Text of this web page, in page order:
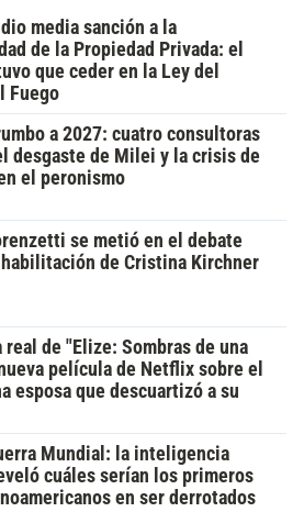
media sanción a la
de la Propiedad Privada: el
que ceder en la Ley del
Fuego
a 2027: cuatro consultoras
desgaste de Milei y la crisis de
el peronismo
se metió en el debate
de Cristina Kirchner
de "Elize: Sombras de una
película de Netflix sobre el
esposa que descuartizó a su
Mundial: la inteligencia
cuáles serían los primeros
en ser derrotados